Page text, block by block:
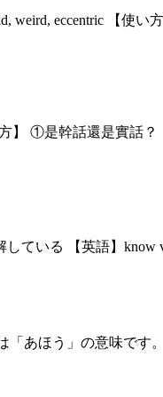
weird, eccentric 【使
】 ①是幹話還是實話
ている 【英語】know
「あほう」の意味で